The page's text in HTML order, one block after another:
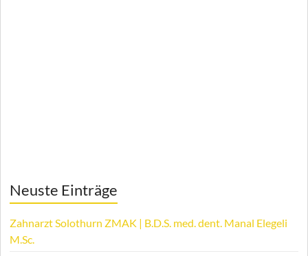
Neuste Einträge
Zahnarzt Solothurn ZMAK | B.D.S. med. dent. Manal Elegeli
M.Sc.